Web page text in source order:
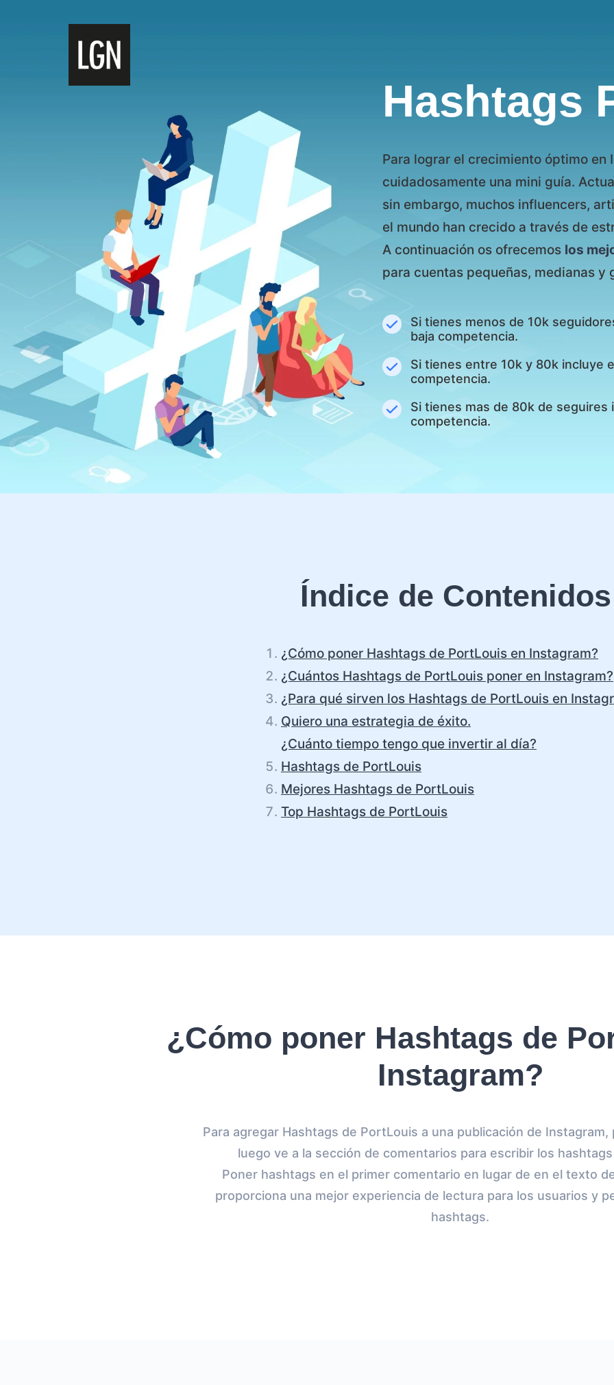
Hashtags
Para lograr el crecimiento óptimo en
cuidadosamente una mini guía.
sin embargo, muchos influencers,
el mundo han crecido a través de
A continuación os ofrecemos los
para cuentas pequeñas, medianas y
Si tienes menos de 10k
baja competencia.
Si tienes entre 10k y 80k incluye
competencia.
Si tienes mas de 80k de seguires
competencia.
Índice de
¿Cómo poner Hashtags de PortLouis en Instagram?
¿Cuántos Hashtags de PortLouis poner en Instagram?
¿Para qué sirven los Hashtags de PortLouis en
Quiero una estrategia de éxito.
¿Cuánto tiempo tengo que invertir al día?
Hashtags de PortLouis
Mejores Hashtags de PortLouis
Top Hashtags de PortLouis
¿Cómo poner Hashtags de
Instagram?
Para agregar Hashtags de PortLouis a una publicación de Instagram,
luego ve a la sección de comentarios para escribir los
Poner hashtags en el primer comentario en lugar de en el texto
proporciona una mejor experiencia de lectura para los usuarios y
hashtags.